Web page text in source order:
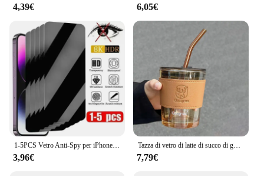
4,39€ 6,05€
1-5PCS Vetro Anti-Spy per iPhone 14 13 15 12 11 16 Pro Max Mini Plus SE 2020 22 X XS XR Protezione Dello Schermo Privacy Per iPhone 7 8
3,96€
Tazza di vetro di latte di succo di ghiaccio di alta qualità 350/450ml tazza di caffè di bicchieri di paglia trasparente con coperchio regalo di tazza di festa di viaggio
7,79€